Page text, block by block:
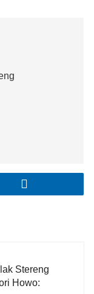
Stereng
Howo: